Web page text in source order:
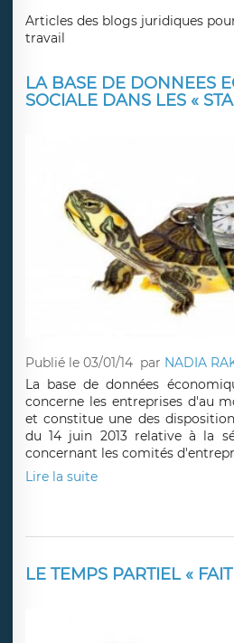
Articles des blogs juridiques
travail
LA BASE DE DONNEES
SOCIALE DANS LES «
Publié le 03/01/14 par NADIA
La base de données
concerne les entreprises d'au
et constitue une des
du 14 juin 2013 relative à la
concernant les comités
Lire la suite
LE TEMPS PARTIEL «